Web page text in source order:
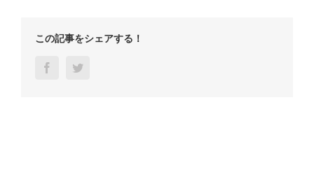
この記事をシェアする！
Facebook